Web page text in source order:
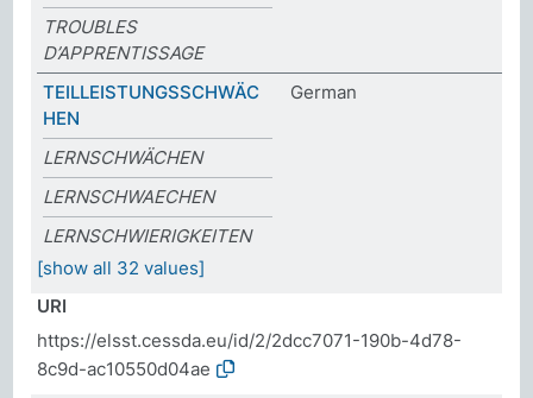
TROUBLES
D’APPRENTISSAGE
TEILLEISTUNGSSCHWÄC
HEN
German
LERNSCHWÄCHEN
LERNSCHWAECHEN
LERNSCHWIERIGKEITEN
[show all 32 values]
URI
https://elsst.cessda.eu/id/2/2dcc7071-190b-4d78-
8c9d-ac10550d04ae